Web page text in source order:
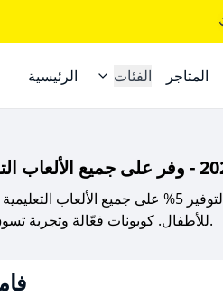
الرئيسية الفئات المتاجر
احصل الآن على كود خصم فاميليا 2025 لتوفير 5% على جميع
للأطفال. كوبونات فعّالة وتجربة تسوق آمنة عبر صحصح.